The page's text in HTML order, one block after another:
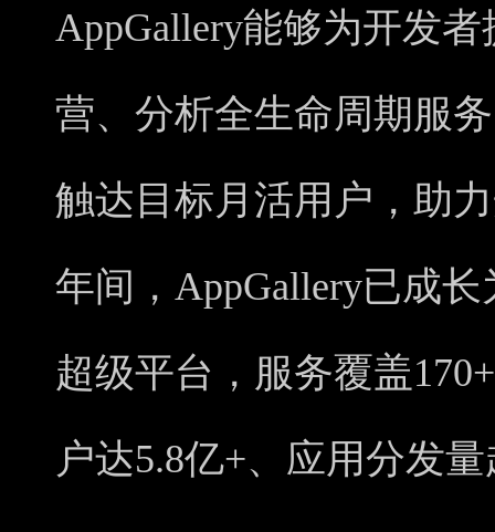
AppGallery能够为开发
营、分析全生命周期服
触达目标月活用户，助
年间，AppGallery已成
超级平台，服务覆盖
户达5.8亿+、应用分发